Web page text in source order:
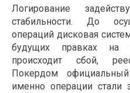
Логирование
стабильности. До
операций дисковая
будущих правках на
происходит сбой,
Покердом
именно операции стали